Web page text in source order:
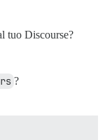
tuo Discourse?
?